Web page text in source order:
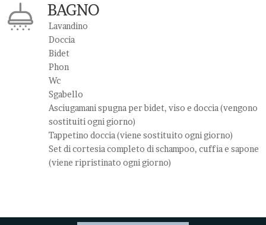
BAGNO
Lavandino
Doccia
Bidet
Phon
Wc
Sgabello
Asciugamani spugna per bidet, viso e doccia (vengono
sostituiti ogni giorno)
Tappetino doccia (viene sostituito ogni giorno)
Set di cortesia completo di schampoo, cuffia e sapone
(viene ripristinato ogni giorno)